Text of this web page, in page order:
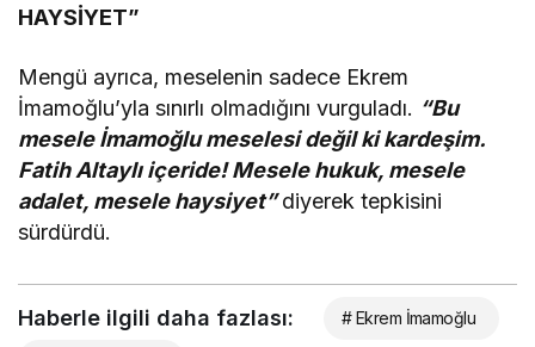
HAYSİYET”
Mengü ayrıca, meselenin sadece Ekrem
İmamoğlu’yla sınırlı olmadığını vurguladı. “Bu
mesele İmamoğlu meselesi değil ki kardeşim.
Fatih Altaylı içeride! Mesele hukuk, mesele
adalet, mesele haysiyet”diyerek tepkisini
sürdürdü.
Haberle ilgili daha fazlası: # Ekrem İmamoğlu